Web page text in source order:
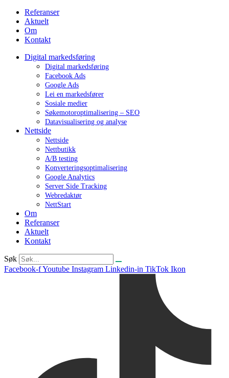
Referanser
Aktuelt
Om
Kontakt
Digital markedsføring
Digital markedsføring
Facebook Ads
Google Ads
Lei en markedsfører
Sosiale medier
Søkemotoroptimalisering – SEO
Datavisualisering og analyse
Nettside
Nettside
Nettbutikk
A/B testing
Konverteringsoptimalisering
Google Analytics
Server Side Tracking
Webredaktør
NettStart
Om
Referanser
Aktuelt
Kontakt
Søk
Facebook-fYoutube Instagram Linkedin-in TikTok Ikon